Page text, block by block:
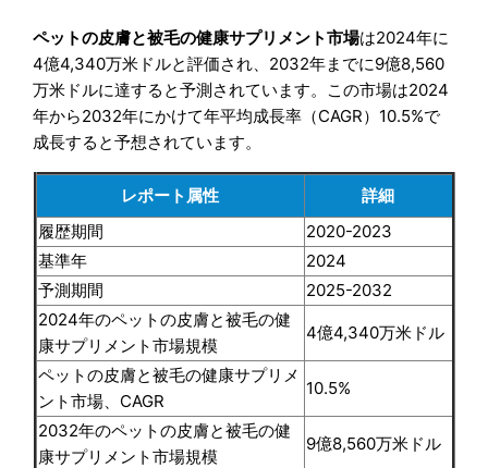
ペットの皮膚と被毛の健康サプリメント市場は2024年に
4億4,340万米ドルと評価され、2032年までに9億8,560
万米ドルに達すると予測されています。この市場は2024
年から2032年にかけて年平均成長率（CAGR）10.5%で
成長すると予想されています。
レポート属性
詳細
履歴期間
2020-2023
基準年
2024
予測期間
2025-2032
2024年のペットの皮膚と被毛の健
康サプリメント市場規模
4億4,340万米ドル
ペットの皮膚と被毛の健康サプリメ
ント市場、CAGR
10.5%
2032年のペットの皮膚と被毛の健
康サプリメント市場規模
9億8,560万米ドル